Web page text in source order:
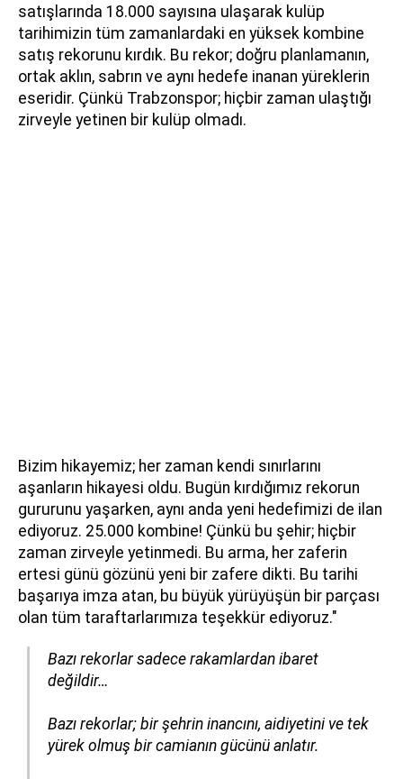
satışlarında 18.000 sayısına ulaşarak kulüp
tarihimizin tüm zamanlardaki en yüksek kombine
satış rekorunu kırdık. Bu rekor; doğru planlamanın,
ortak aklın, sabrın ve aynı hedefe inanan yüreklerin
eseridir. Çünkü Trabzonspor; hiçbir zaman ulaştığı
zirveyle yetinen bir kulüp olmadı.
Bizim hikayemiz; her zaman kendi sınırlarını
aşanların hikayesi oldu. Bugün kırdığımız rekorun
gururunu yaşarken, aynı anda yeni hedefimizi de ilan
ediyoruz. 25.000 kombine! Çünkü bu şehir; hiçbir
zaman zirveyle yetinmedi. Bu arma, her zaferin
ertesi günü gözünü yeni bir zafere dikti. Bu tarihi
başarıya imza atan, bu büyük yürüyüşün bir parçası
olan tüm taraftarlarımıza teşekkür ediyoruz."
Bazı rekorlar sadece rakamlardan ibaret
değildir…
Bazı rekorlar; bir şehrin inancını, aidiyetini ve tek
yürek olmuş bir camianın gücünü anlatır.